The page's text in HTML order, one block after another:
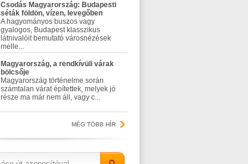
Csodás Magyarország: Budapesti
séták földön, vízen, levegőben
A hagyományos buszos vagy
gyalogos, Budapest klasszikus
látnivalóit bemutató városnézések
melle...
Magyarország, a rendkívüli várak
bölcsője
Magyarország történelme során
számtalan várat építettek, melyek jó
része ma már nem áll, vagy c...
MÉG TÖBB HÍR